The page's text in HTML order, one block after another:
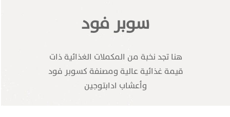
سوبر فود
هنا تجد نخبة من المكملات الغذائية ذات
قيمة غذائية عالية ومصنفة كسوبر فود
وأعشاب ادابتوجين